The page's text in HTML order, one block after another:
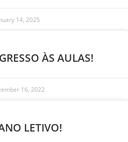
14, 2025
ÀS AULAS!
16, 2022
LETIVO!